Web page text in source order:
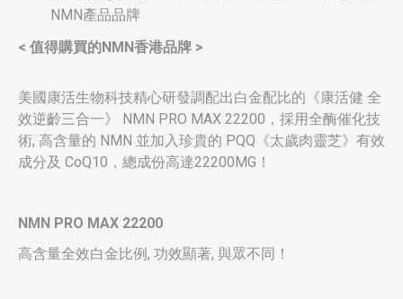
NMN產品品牌
< 值得購買的NMN香港品牌 >
美國康活生物科技精心研發調配出白金配比的《康活健 全
效逆齡三合一》 NMN PRO MAX 22200，採用全酶催化技
術, 高含量的 NMN 並加入珍貴的 PQQ《太歲肉靈芝》有效
成分及 CoQ10，總成份高達22200MG！
NMN PRO MAX 22200
高含量全效白金比例, 功效顯著, 與眾不同！